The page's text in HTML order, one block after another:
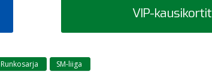
VIP-kausikortit
Runkosarja SM-liiga